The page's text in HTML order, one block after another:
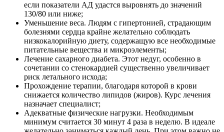
если показатели АД удастся выровнять до значений
130/80 или ниже;
Уменьшение веса. Людям с гипертонией, страдающим
болезнями сердца крайне желательно соблюдать
низкокалорийную диету, содержащую все необходимые
питательные вещества и микроэлементы;
Лечение сахарного диабета. Этот недуг, особенно в
сочетании со стенокардией существенно увеличивает
риск летального исхода;
Прохождение терапии, благодаря которой в крови
снижается количество липидов (жиров). Курс лечения
назначает специалист;
Адекватные физические нагрузки. Необходимым
минимум считается 30 минут 4 раза в неделю. В идеале